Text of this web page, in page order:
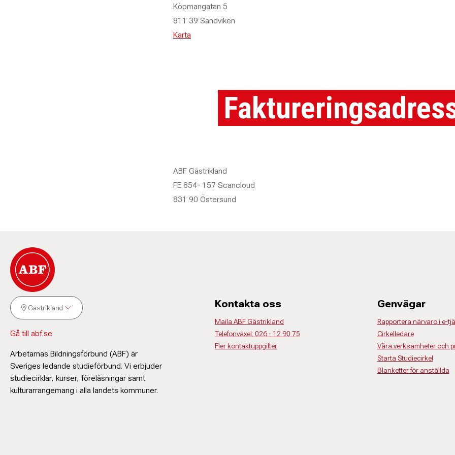
Köpmangatan 5
811 39 Sandviken
Karta
ABF Gästrikland
FE 854- 157 Scancloud
831 90 Östersund
Gästrikland
Gå till abf.se
Arbetarnas Bildningsförbund (ABF) är
Sveriges ledande studieförbund. Vi erbjuder
studiecirklar, kurser, föreläsningar samt
kulturarrangemang i alla landets kommuner.
Kontakta oss
Maila ABF Gästrikland
Telefonväxel: 026 - 12 90 75
Fler kontaktuppgifter
Genvägar
Rapportera närvaro i e-
Cirkelledare
Våra verksamheter och
Starta Studiecirkel
Blanketter för anställda